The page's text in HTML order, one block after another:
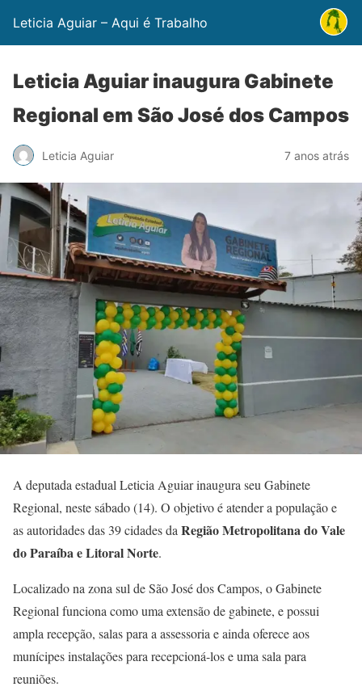
Leticia Aguiar – Aqui é Trabalho
Leticia Aguiar inaugura Gabinete
Regional em São José dos Campos
Leticia Aguiar 7 anos atrás
A deputada estadual Leticia Aguiar inaugura seu Gabinete
Regional, neste sábado (14). O objetivo é atender a população e
as autoridades das 39 cidades da Região Metropolitana do Vale
do Paraíba e Litoral Norte.
Localizado na zona sul de São José dos Campos, o Gabinete
Regional funciona como uma extensão de gabinete, e possui
ampla recepção, salas para a assessoria e ainda oferece aos
munícipes instalações para recepcioná-los e uma sala para
reuniões.